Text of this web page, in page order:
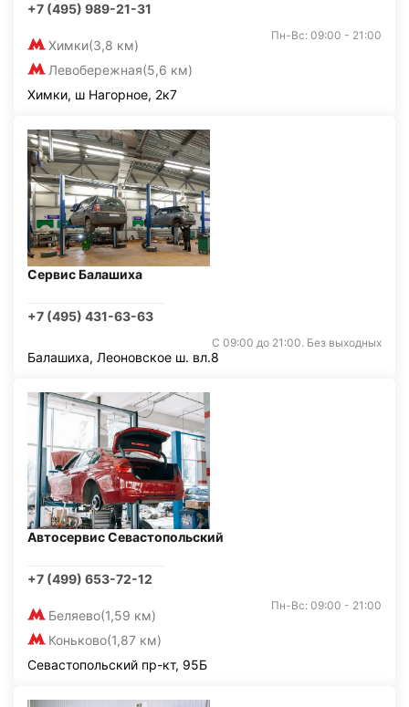
+7 (495) 989-21-31
Химки(3,8 км)
Левобережная(5,6 км)
Пн-Вс: 09:00 - 21:00
Химки, ш Нагорное, 2к7
Сервис Балашиха
+7 (495) 431-63-63
С 09:00 до 21:00. Без выходных
Балашиха, Леоновское ш. вл.8
Автосервис Севастопольский
+7 (499) 653-72-12
Беляево(1,59 км)
Коньково(1,87 км)
Пн-Вс: 09:00 - 21:00
Севастопольский пр-кт, 95Б